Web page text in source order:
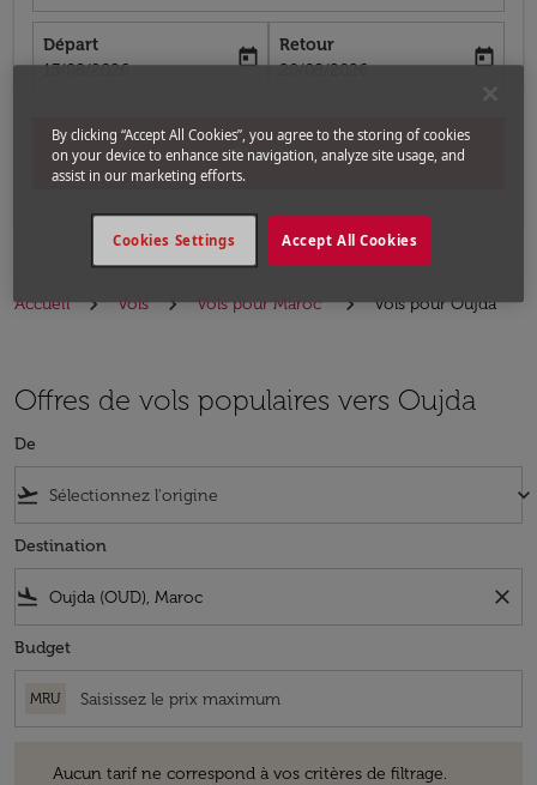
Départ
fc-booking-departure-date-aria-label
13/08/2026
today
Retour
fc-booking-return-date-aria-label
20/08/2026
today
Chercher
Accueil Vols Vols pour Maroc Vols pour Oujda
Offres de vols populaires vers Oujda
De
flight_takeoff keyboard_arrow_down
Destination
flight_land close
Budget
MRU
Aucun tarif ne correspond à vos critères de filtrage.
By clicking “Accept All Cookies”, you agree to the storing of cookies
on your device to enhance site navigation, analyze site usage, and
assist in our marketing efforts.
Accept All Cookies
Cookies Settings